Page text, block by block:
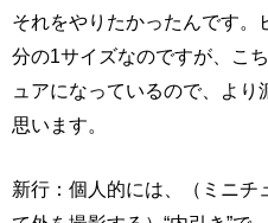
それをやりたかったんです
分の1サイズなのですが、こ
ュアになっているので、よ
思います。
新行：個人的には、（ミニチ